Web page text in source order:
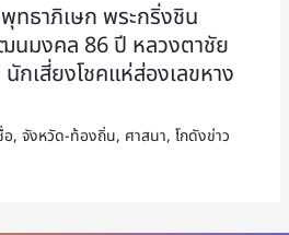
ทธาภิเษก พระกริ่งชิน
มงคล 86 ปี หลวงตาชัย
นักเสี่ยงโชคแห่ส่องเลขหาง
อ, จังหวัด-ท้องถิ่น, ศาสนา, โกดังข่าว